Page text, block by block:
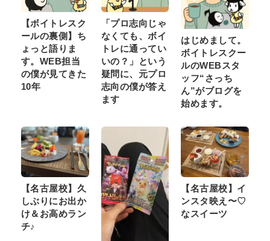
【ボイトレスク
ールの裏側】ち
ょっと語りま
す。WEB担当
の僕が見てきた
10年
「プロ志向じゃ
なくても、ボイ
トレに通ってい
いの？」という
疑問に、元プロ
志向の僕が答え
ます
はじめまして。
ボイトレスクー
ルのWEBスタ
ッフ“さっち
ん”がブログを
始めます。
【名古屋校】久
しぶりにお出か
け＆お高めラン
チ♪
【名古屋校】イ
ンスタ映え〜♡
なスイーツ